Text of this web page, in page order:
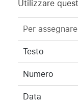
Utilizzare
Per
Testo
Numero
Data